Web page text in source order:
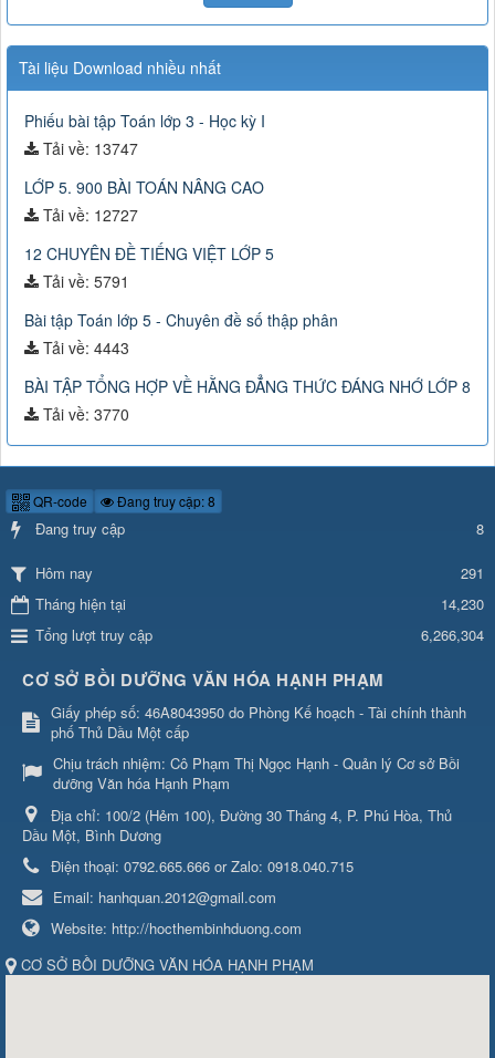
Tài liệu Download nhiều nhất
Phiếu bài tập Toán lớp 3 - Học kỳ I
Tải về: 13747
LỚP 5. 900 BÀI TOÁN NÂNG CAO
Tải về: 12727
12 CHUYÊN ĐỀ TIẾNG VIỆT LỚP 5
Tải về: 5791
Bài tập Toán lớp 5 - Chuyên đề số thập phân
Tải về: 4443
BÀI TẬP TỔNG HỢP VỀ HẰNG ĐẲNG THỨC ĐÁNG NHỚ LỚP 8
Tải về: 3770
QR-code Đang truy cập: 8
Đang truy cập 8
Hôm nay
291
Tháng hiện tại
14,230
Tổng lượt truy cập
6,266,304
CƠ SỞ BỒI DƯỠNG VĂN HÓA HẠNH PHẠM
Giấy phép số: 46A8043950 do Phòng Kế hoạch - Tài chính thành
phố Thủ Dầu Một cấp
Chịu trách nhiệm: Cô Phạm Thị Ngọc Hạnh - Quản lý Cơ sở Bồi
dưỡng Văn hóa Hạnh Phạm
Địa chỉ: 100/2 (Hẻm 100), Đường 30 Tháng 4, P. Phú Hòa, Thủ
Dầu Một, Bình Dương
Điện thoại: 0792.665.666 or Zalo: 0918.040.715
Email: hanhquan.2012@gmail.com
Website: http://hocthembinhduong.com
CƠ SỞ BỒI DƯỠNG VĂN HÓA HẠNH PHẠM